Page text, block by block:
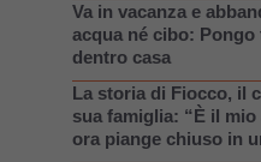
Va in vacanza e
acqua né cibo:
dentro casa
La storia di Fiocco, il
sua famiglia: “È il
ora piange chiuso in